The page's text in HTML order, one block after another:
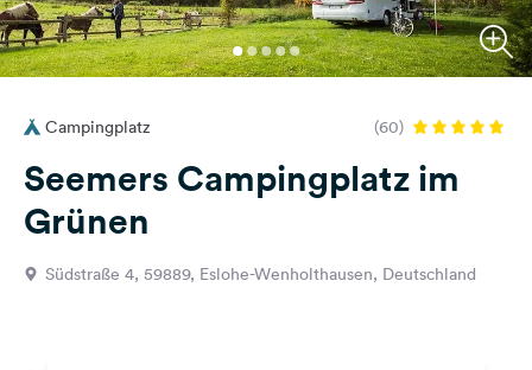
Registrieren
Einloggen
Fragen &
Feedback
Sprache:
Campingplatz (60)
Seemers Campingplatz im
Grünen
Südstraße 4, 59889, Eslohe-Wenholthausen, Deutschland